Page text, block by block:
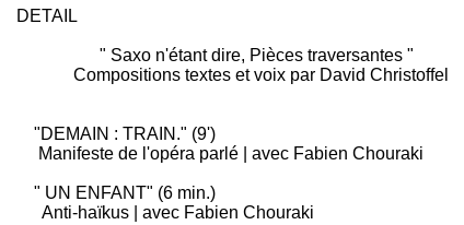
DETAIL
" Saxo n'étant dire, Pièces traversantes "
Compositions textes et voix par David Christoffel
"DEMAIN : TRAIN." (9')
Manifeste de l'opéra parlé | avec Fabien Chouraki
" UN ENFANT" (6 min.)
Anti-haïkus | avec Fabien Chouraki